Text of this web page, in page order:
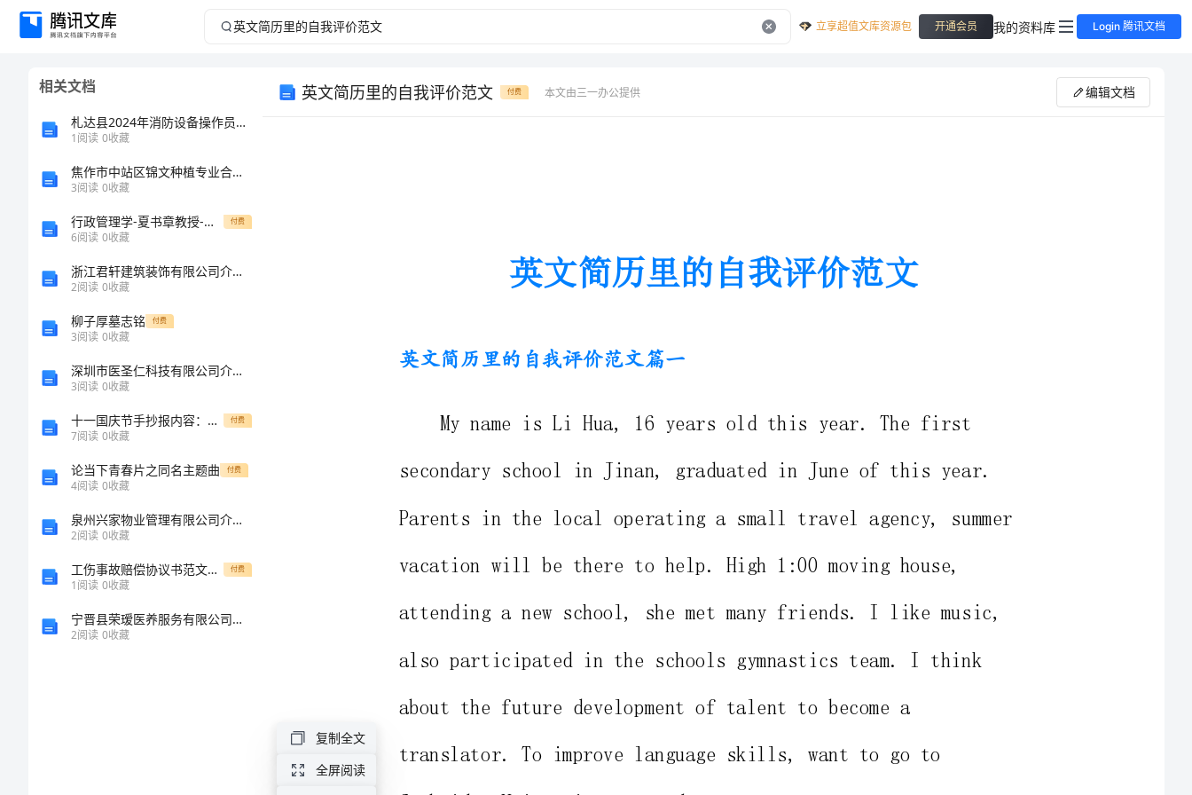
英
立享超值文库资源包 开通会员 我的资料库 Login 腾讯文档
相关文档
札达县2024年消防设备操作员考试题库精品【各地真题】
1阅读 0收藏
焦作市中站区锦文种植专业合作社介绍企业发展分析报告
3阅读 0收藏
行政管理学-夏书章教授-第五版笔记 付费
6阅读 0收藏
浙江君轩建筑装饰有限公司介绍企业发展分析报告
2阅读 0收藏
柳子厚墓志铭 付费
3阅读 0收藏
深圳市医圣仁科技有限公司介绍企业发展分析报告
3阅读 0收藏
十一国庆节手抄报内容：国庆节的诗句 付费
7阅读 0收藏
论当下青春片之同名主题曲 付费
4阅读 0收藏
泉州兴家物业管理有限公司介绍企业发展分析报告
2阅读 0收藏
工伤事故赔偿协议书范文6篇 付费
1阅读 0收藏
宁晋县荣瑷医养服务有限公司介绍企业发展分析报告
2阅读 0收藏
英文简历里的自我评价范文 付费 本文由三一办公提供 编辑文档
英文简历里的自我评价范文篇二
英文简历里的自我评价范文篇一
attendinganewschool,shemetmanyfriends.Ilikemusic,
alsoparticipatedintheschoolsgymnasticsteam.Ithink
复制全文
全屏阅读